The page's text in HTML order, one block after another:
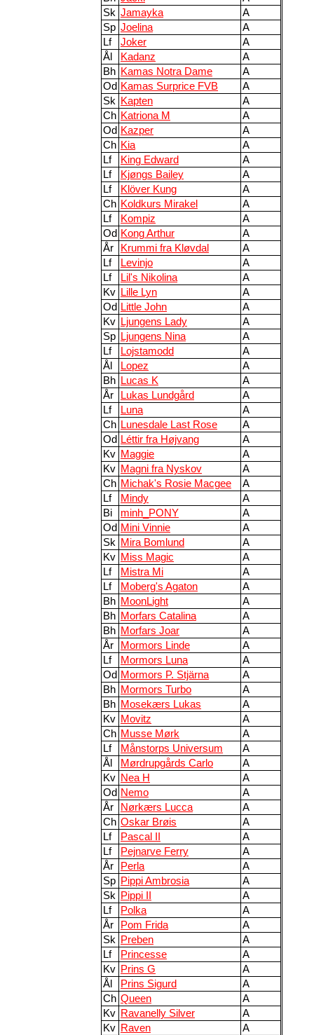
Sk Jamayka
A
Sp Joelina
A
Lf
Joker
A
Ål
Kadanz
A
Bh Kamas Notra Dame
A
Od Kamas Surprice FVB
A
Sk Kapten
A
Ch Katriona M
A
Od Kazper
A
Ch Kia
A
Lf
King Edward
A
Lf
Kjøngs Bailey
A
Lf
Klöver Kung
A
Ch Koldkurs Mirakel
A
Lf
Kompiz
A
Od Kong Arthur
A
År
Krummi fra Kløvdal
A
Lf
Levinjo
A
Lf
Lil's Nikolina
A
Kv Lille Lyn
A
Od Little John
A
Kv Ljungens Lady
A
Sp Ljungens Nina
A
Lf
Lojstamodd
A
Ål
Lopez
A
Bh Lucas K
A
År
Lukas Lundgård
A
Lf
Luna
A
Ch Lunesdale Last Rose
A
Od Léttir fra Højvang
A
Kv Maggie
A
Kv Magni fra Nyskov
A
Ch Michak's Rosie Macgee
A
Lf
Mindy
A
Bi
minh_PONY
A
Od Mini Vinnie
A
Sk Mira Bomlund
A
Kv Miss Magic
A
Lf
Mistra Mi
A
Lf
Moberg's Agaton
A
Bh MoonLight
A
Bh Morfars Catalina
A
Bh Morfars Joar
A
År
Mormors Linde
A
Lf
Mormors Luna
A
Od Mormors P. Stjärna
A
Bh Mormors Turbo
A
Bh Mosekærs Lukas
A
Kv Movitz
A
Ch Musse Mørk
A
Lf
Månstorps Universum
A
Ål
Mørdrupgårds Carlo
A
Kv Nea H
A
Od Nemo
A
År
Nørkærs Lucca
A
Ch Oskar Brøis
A
Lf
Pascal II
A
Lf
Pejnarve Ferry
A
År
Perla
A
Sp Pippi Ambrosia
A
Sk Pippi II
A
Lf
Polka
A
År
Pom Frida
A
Sk Preben
A
Lf
Princesse
A
Kv Prins G
A
Ål
Prins Sigurd
A
Ch Queen
A
Kv Ravanelly Silver
A
Kv Raven
A